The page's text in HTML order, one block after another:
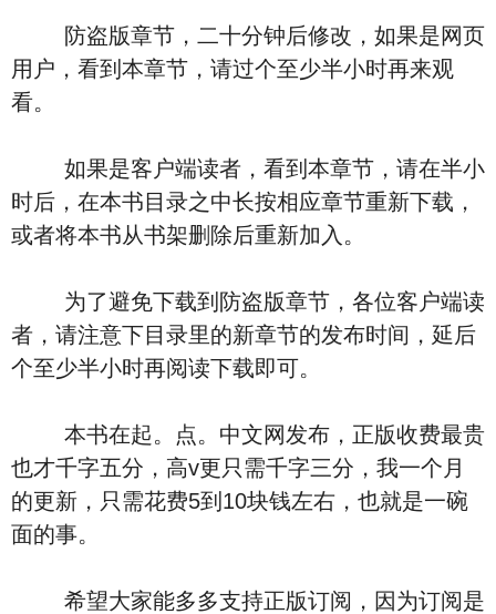
防盗版章节，二十分钟后修改，如果是网页
用户，看到本章节，请过个至少半小时再来观
看。
如果是客户端读者，看到本章节，请在半小
时后，在本书目录之中长按相应章节重新下载，
或者将本书从书架删除后重新加入。
为了避免下载到防盗版章节，各位客户端读
者，请注意下目录里的新章节的发布时间，延后
个至少半小时再阅读下载即可。
本书在起。点。中文网发布，正版收费最贵
也才千字五分，高v更只需千字三分，我一个月
的更新，只需花费5到10块钱左右，也就是一碗
面的事。
希望大家能多多支持正版订阅，因为订阅是